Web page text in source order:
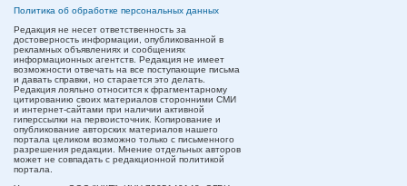
Политика об обработке персональных данных
Редакция не несет ответственность за
достоверность информации, опубликованной в
рекламных объявлениях и сообщениях
информационных агентств. Редакция не имеет
возможности отвечать на все поступающие письма
и давать справки, но старается это делать.
Редакция лояльно относится к фрагментарному
цитированию своих материалов сторонними СМИ
и интернет-сайтами при наличии активной
гиперссылки на первоисточник. Копирование и
опубликование авторских материалов нашего
портала целиком возможно только с письменного
разрешения редакции. Мнение отдельных авторов
может не совпадать с редакционной политикой
портала.